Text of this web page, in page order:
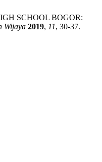
SCHOOL BOGOR:
Wijaya 2019, 11, 30-37.